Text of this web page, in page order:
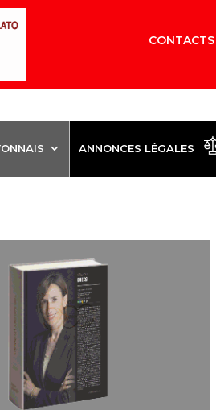
CONTACTS
ANNONCES LÉGALES